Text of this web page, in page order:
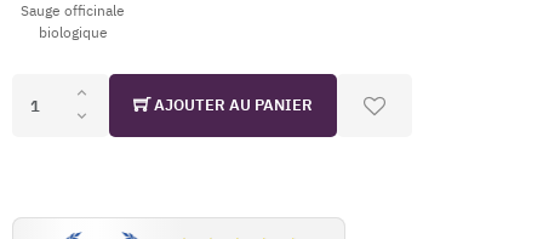
Sauge officinale
biologique
AJOUTER AU PANIER